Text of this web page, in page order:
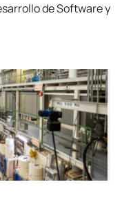
de Software y